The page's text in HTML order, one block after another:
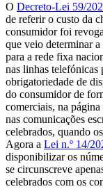
O Decreto-Lei 59/
de referir o custo da
consumidor foi
que veio determinar
para a rede fixa
nas linhas telefónicas
obrigatoriedade de
do consumidor de
comerciais, na
nas comunicações
celebrados, quando
Agora a Lei n.º 14/
disponibilizar os
se circunscreve
celebrados com os